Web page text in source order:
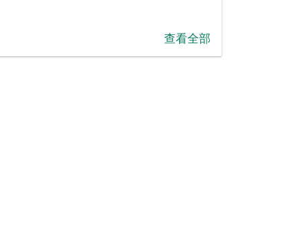
查看全部